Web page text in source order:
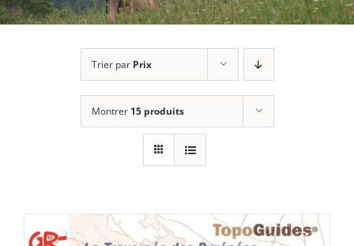
Trier par Prix
Montrer 15 produits